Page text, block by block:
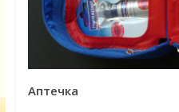
Аптечка